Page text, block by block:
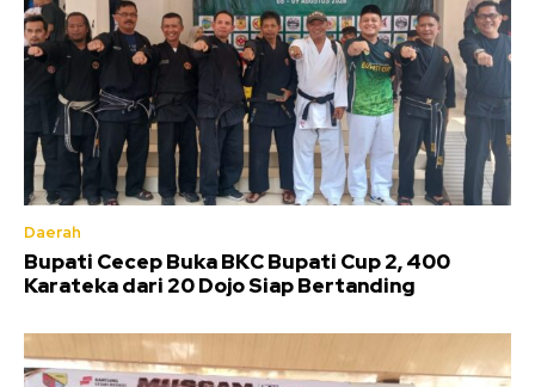
Daerah
Bupati Cecep Buka BKC Bupati Cup 2, 400
Karateka dari 20 Dojo Siap Bertanding